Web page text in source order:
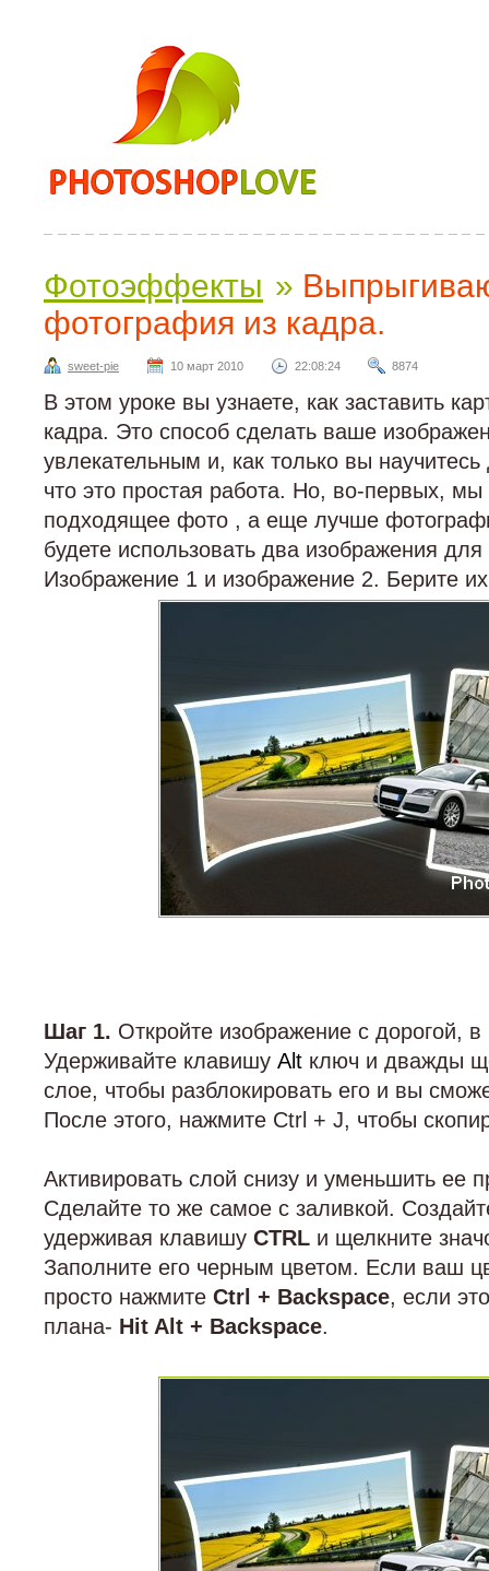
Фотоэффекты »
фотография из кадра.
sweet-pie 10 март 2010 22:08:24 8874
В этом уроке вы узнаете, как заставить
кадра. Это способ сделать ваше
увлекательным и, как только вы
что это простая работа. Но, во-первых,
подходящее фото , а еще лучше
будете использовать два изображения для
Изображение 1 и изображение 2. Берите
Шаг 1. Откройте изображение с дорогой,
Удерживайте клавишу Alt ключ и дважды
слое, чтобы разблокировать его и вы
После этого, нажмите Ctrl + J, чтобы
Активировать слой снизу и уменьшить ее
Сделайте то же самое с заливкой.
удерживая клавишу CTRL и щелкните
Заполните его черным цветом. Если ваш
просто нажмите Ctrl + Backspace, если
плана- Hit Alt + Backspace.